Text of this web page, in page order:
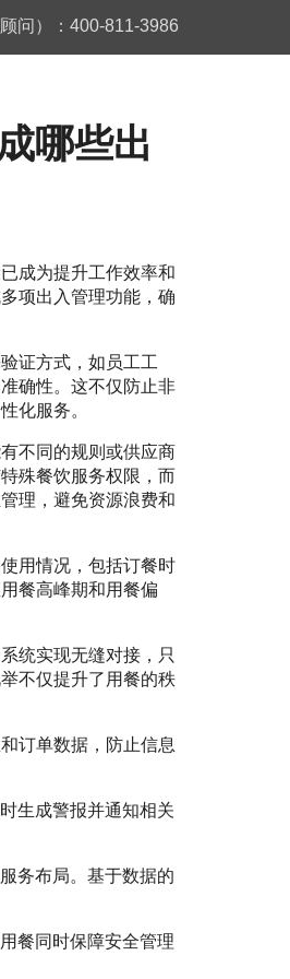
问）：400-811-3986
哪些出
成为提升工作效率和
项出入管理功能，确
证方式，如员工工
确性。这不仅防止非
化服务。
不同的规则或供应商
殊餐饮服务权限，而
理，避免资源浪费和
用情况，包括订餐时
餐高峰期和用餐偏
统实现无缝对接，只
不仅提升了用餐的秩
订单数据，防止信息
生成警报并通知相关
务布局。基于数据的
餐同时保障安全管理